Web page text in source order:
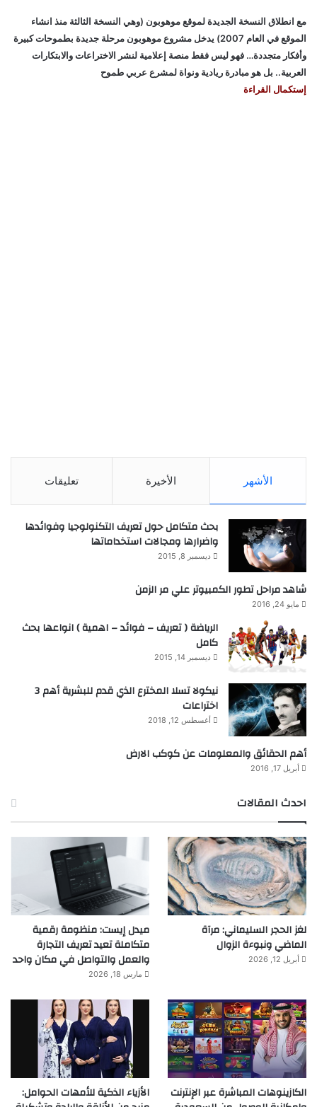
مع انطلاق النسخة الجديدة لموقع موهوبون (وهي النسخة الثالثة منذ انشاء
الموقع في العام 2007) يدخل مشروع موهوبون مرحلة جديدة بطموحات كبيرة
وأفكار متجددة… فهو ليس فقط منصة إعلامية لنشر الاختراعات والابتكارات
العربية.. بل هو مبادرة ريادية ونواة لمشرع عربي طموح
إستكمال القراءة
الأشهر الأخيرة تعليقات
بحث متكامل حول تعريف التكنولوجيا وفوائدها
واضرارها ومجالات استخداماتها
ديسمبر 8, 2015
شاهد مراحل تطور الكمبيوتر علي مر الزمن
مايو 24, 2016
الرياضة ( تعريف – فوائد – اهمية ) انواعها بحث
كامل
ديسمبر 14, 2015
نيكولا تسلا المخترع الذي قدم للبشرية أهم 3
اختراعات
أغسطس 12, 2018
أهم الحقائق والمعلومات عن كوكب الارض
أبريل 17, 2016
احدث المقالات
لغز الحجر السليماني: مرآة
الماضي ونبوءة الزوال
أبريل 12, 2026
ميدل إيست: منظومة رقمية
متكاملة تعيد تعريف التجارة
والعمل والتواصل في مكان واحد
مارس 18, 2026
الكازينوهات المباشرة عبر الإنترنت
الأزياء الذكية للأمهات الحوامل: